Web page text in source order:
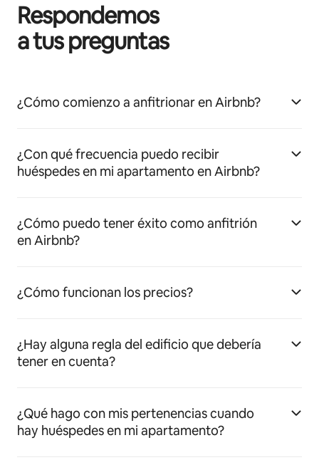
Respondemos
a tus preguntas
¿Cómo comienzo a anfitrionar en Airbnb?
¿Con qué frecuencia puedo recibir
huéspedes en mi apartamento en Airbnb?
¿Cómo puedo tener éxito como anfitrión
en Airbnb?
¿Cómo funcionan los precios?
¿Hay alguna regla del edificio que debería
tener en cuenta?
¿Qué hago con mis pertenencias cuando
hay huéspedes en mi apartamento?